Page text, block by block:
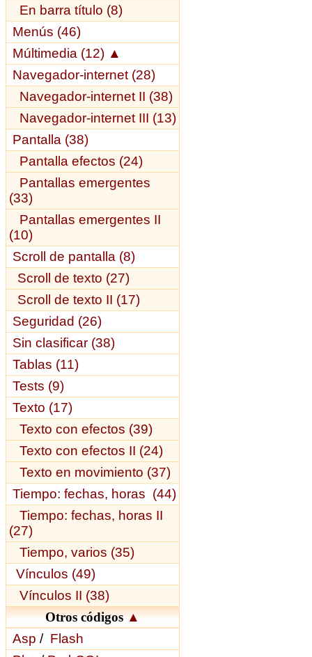
En barra título (8)
Menús (46)
Múltimedia (12) ▲
Navegador-internet (28)
Navegador-internet II (38)
Navegador-internet III (13)
Pantalla (38)
Pantalla efectos (24)
Pantallas emergentes
(33)
Pantallas emergentes II
(10)
Scroll de pantalla (8)
Scroll de texto (27)
Scroll de texto II (17)
Seguridad (26)
Sin clasificar (38)
Tablas (11)
Tests (9)
Texto (17)
Texto con efectos (39)
Texto con efectos II (24)
Texto en movimiento (37)
Tiempo: fechas, horas (44)
Tiempo: fechas, horas II
(27)
Tiempo, varios (35)
Vínculos (49)
Vínculos II (38)
Otros códigos▲
Asp / Flash